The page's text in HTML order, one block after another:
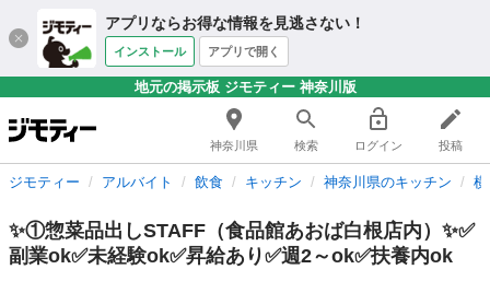
アプリならお得な情報を見逃さない！
インストール アプリで開く
地元の掲示板 ジモティー 神奈川版
神奈川県 検索 ログイン 投稿
ジモティー アルバイト 飲食 キッチン 神奈川県のキッチン
✨①惣菜品出しSTAFF（食品館あおば白根店内）✨✅
副業ok✅未経験ok✅昇給あり✅週2～ok✅扶養内ok